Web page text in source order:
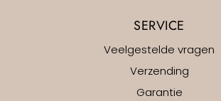
SERVICE
Veelgestelde vragen
Verzending
Garantie